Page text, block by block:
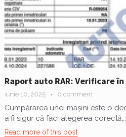
Raport auto RAR: Verificare
iunie 10, 2025 0 comment
Cumpărarea unei mașini este o
a fi sigur că faci alegerea
Read more of this post